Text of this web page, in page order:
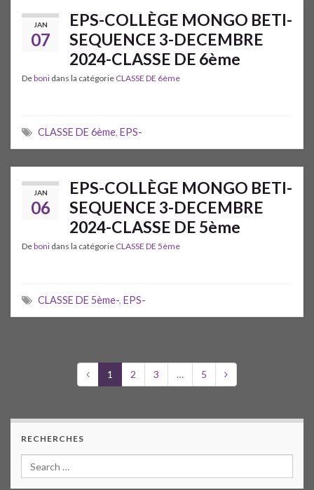
JAN
07
EPS-COLLÈGE MONGO BETI-
SEQUENCE 3-DECEMBRE
2024-CLASSE DE 6ème
Deboni dans la catégorie CLASSE DE 6ème
CLASSE DE 6ème, EPS-
JAN
06
EPS-COLLÈGE MONGO BETI-
SEQUENCE 3-DECEMBRE
2024-CLASSE DE 5ème
Deboni dans la catégorie CLASSE DE 5ème
CLASSE DE 5ème-, EPS-
1 2 3 … 5
RECHERCHES